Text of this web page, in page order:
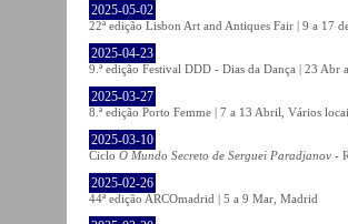
2025-05-02
22ª edição Lisbon Art and Antiques Fair | 9 a 17
2025-04-23
9.ª edição Festival DDD - Dias da Dança | 23
2025-03-27
8.ª edição Porto Femme | 7 a 13 Abril, Vários
2025-03-10
Ciclo O Mundo Secreto de Serguei Paradjanov -
2025-02-26
44ª edição ARCOmadrid | 5 a 9 Mar, Madrid